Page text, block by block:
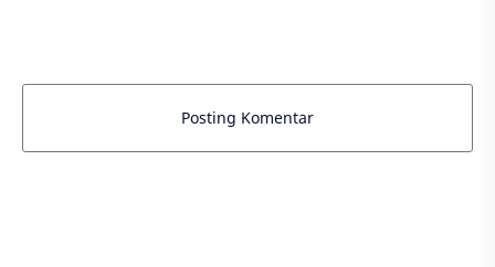
Posting Komentar